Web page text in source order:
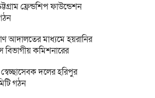
ফ্রেন্ডশিপ ফাউন্ডেশন
আদালতের মাধ্যমে হয়রানির
কমিশনারের
দলের হরিপুর
গঠন